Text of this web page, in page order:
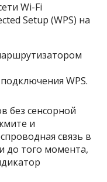
Wi-Fi
Setup (WPS) на
WPS.
без сенсорной
и
связь в
до того момента,